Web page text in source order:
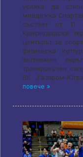
успяха да
младежка
състоят от 11
Краснодарска
Центърът за
физическа
автономен
тренировъчен
ВК „Газпром-
повече »